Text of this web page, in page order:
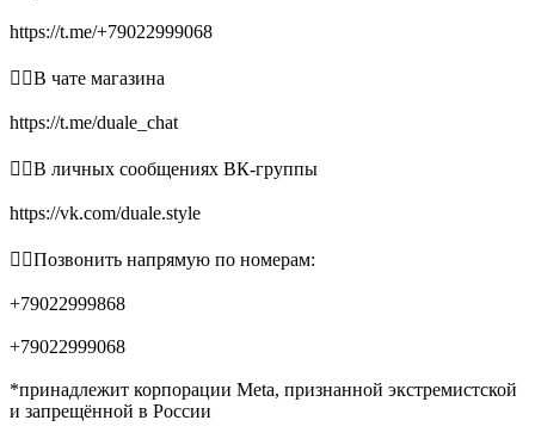
https://t.me/+79022999068
👉🏻В чате магазина
https://t.me/duale_chat
👉🏻В личных сообщениях ВК-группы
https://vk.com/duale.style
👉🏻Позвонить напрямую по номерам:
+79022999868
+79022999068
*принадлежит корпорации Meta, признанной экстремистской
и запрещённой в России